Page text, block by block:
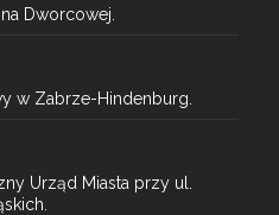
Dworcowej.
w Zabrze-Hindenburg.
Urząd Miasta przy ul.